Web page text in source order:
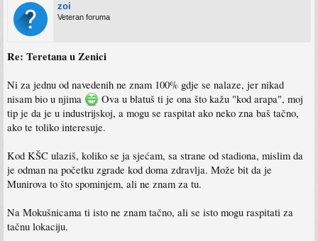
zoi
Veteran foruma
Re: Teretana u Zenici
Ni za jednu od navedenih ne znam 100% gdje se nalaze, jer nikad
nisam bio u njima
Ova u blatuš ti je ona što kažu "kod arapa", moj
tip je da je u industrijskoj, a mogu se raspitat ako neko zna baš tačno,
ako te toliko interesuje.
Kod KŠC ulaziš, koliko se ja sjećam, sa strane od stadiona, mislim da
je odman na početku zgrade kod doma zdravlja. Može bit da je
Munirova to što spominjem, ali ne znam za tu.
Na Mokušnicama ti isto ne znam tačno, ali se isto mogu raspitati za
tačnu lokaciju.